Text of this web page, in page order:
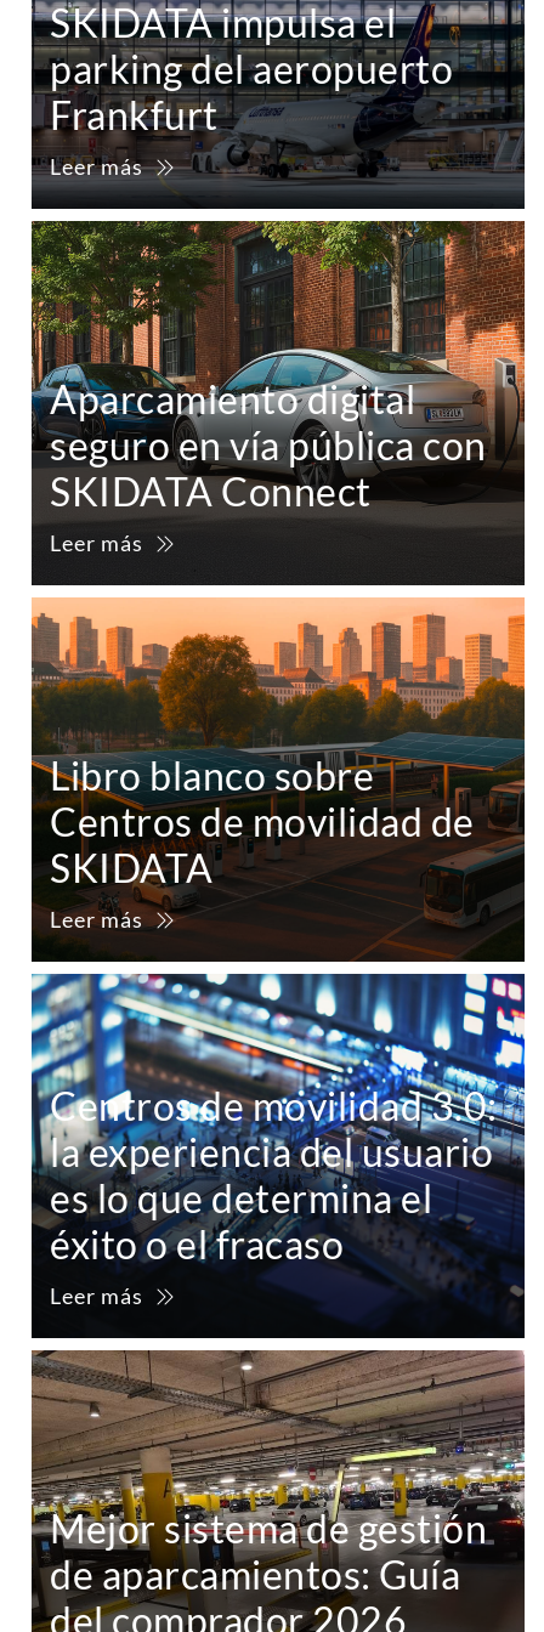
SKIDATA impulsa el
parking del aeropuerto
Frankfurt
Leer más
Aparcamiento digital
seguro en vía pública con
SKIDATA Connect
Leer más
Libro blanco sobre
Centros de movilidad de
SKIDATA
Leer más
Centros de movilidad 3.0:
la experiencia del usuario
es lo que determina el
éxito o el fracaso
Leer más
Mejor sistema de gestión
de aparcamientos: Guía
del comprador 2026